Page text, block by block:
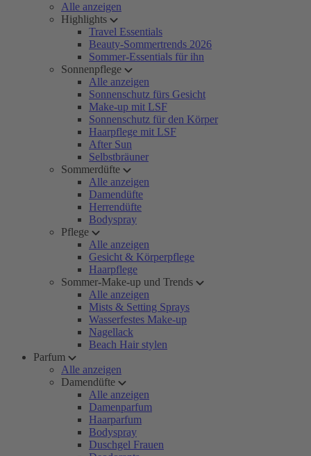
Alle anzeigen
Highlights
Travel Essentials
Beauty-Sommertrends 2026
Sommer-Essentials für ihn
Sonnenpflege
Alle anzeigen
Sonnenschutz fürs Gesicht
Make-up mit LSF
Sonnenschutz für den Körper
Haarpflege mit LSF
After Sun
Selbstbräuner
Sommerdüfte
Alle anzeigen
Damendüfte
Herrendüfte
Bodyspray
Pflege
Alle anzeigen
Gesicht & Körperpflege
Haarpflege
Sommer-Make-up und Trends
Alle anzeigen
Mists & Setting Sprays
Wasserfestes Make-up
Nagellack
Beach Hair stylen
Parfum
Alle anzeigen
Damendüfte
Alle anzeigen
Damenparfum
Haarparfum
Bodyspray
Duschgel Frauen